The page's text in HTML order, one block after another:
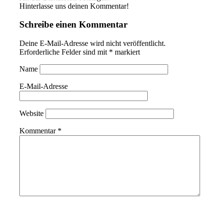
Hinterlasse uns deinen Kommentar!
Schreibe einen Kommentar
Deine E-Mail-Adresse wird nicht veröffentlicht.
Erforderliche Felder sind mit * markiert
Name
E-Mail-Adresse
Website
Kommentar *